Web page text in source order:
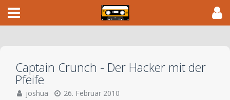
Captain Crunch - Der Hacker mit der
Pfeife
joshua 26. Februar 2010